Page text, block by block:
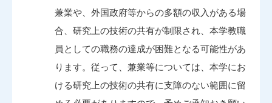
兼業や、外国政府等からの多額の収入がある場
合、研究上の技術の共有が制限され、本学教職
員としての職務の達成が困難となる可能性があ
ります。従って、兼業等については、本学にお
ける研究上の技術の共有に支障のない範囲に留